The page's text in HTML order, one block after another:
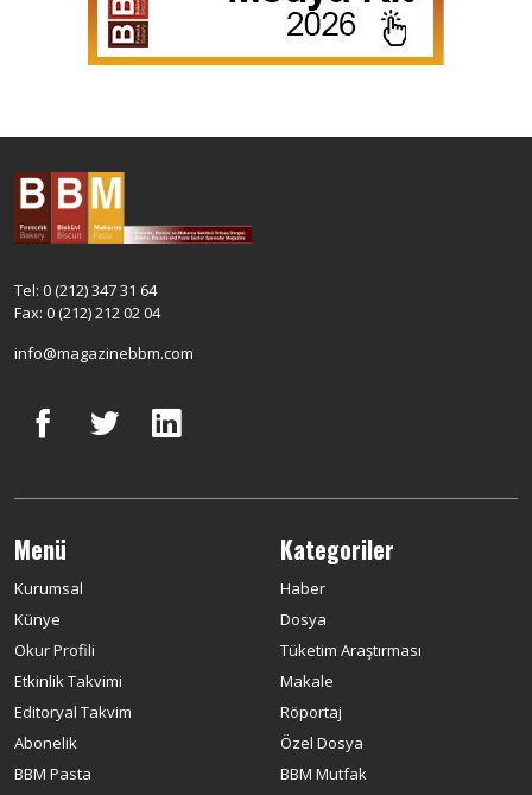
Tel: 0 (212) 347 31 64
Fax: 0 (212) 212 02 04
info@magazinebbm.com
Menü
Kurumsal
Künye
Okur Profili
Etkinlik Takvimi
Editoryal Takvim
Abonelik
BBM Pasta
Kategoriler
Haber
Dosya
Tüketim Araştırması
Makale
Röportaj
Özel Dosya
BBM Mutfak